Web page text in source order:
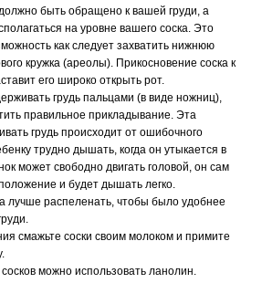
быть обращено к вашей груди, а
на уровне вашего соска. Это
как следует захватить нижнюю
кружка (ареолы). Прикосновение соска к
его широко открыть рот.
грудь пальцами (в виде ножниц),
правильное прикладывание. Эта
грудь происходит от ошибочного
трудно дышать, когда он утыкается в
может свободно двигать головой, он сам
и будет дышать легко.
лучше распеленать, чтобы было удобнее
смажьте соски своим молоком и примите
можно использовать ланолин.